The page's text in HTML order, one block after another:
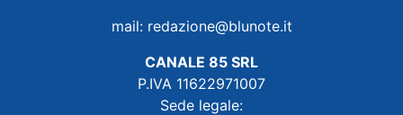
mail: redazione@blunote.it
CANALE 85 SRL
P.IVA 11622971007
Sede legale: